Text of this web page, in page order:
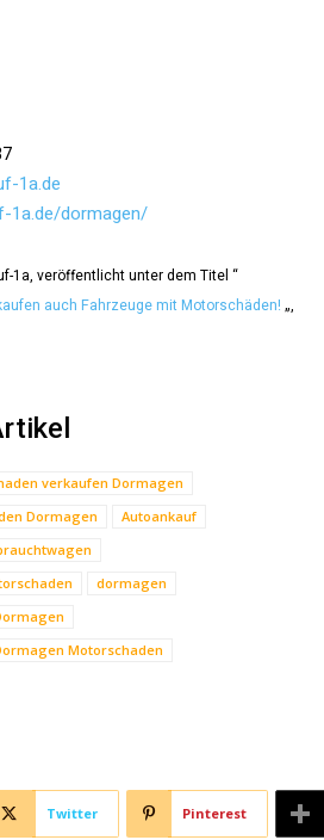
1a.de
1a.de/dormagen/
1a, veröffentlicht unter dem Titel “
auch Fahrzeuge mit Motorschäden! „,
verkaufen Dormagen
Dormagen
Autoankauf
dormagen
Motorschaden
Twitter Pinterest